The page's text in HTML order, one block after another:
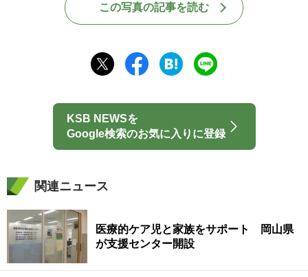
この写真の記事を読む
KSB NEWSを
Google検索のお気に入りに登録
関連ニュース
医療的ケア児と家族をサポート 岡山県
が支援センター開設